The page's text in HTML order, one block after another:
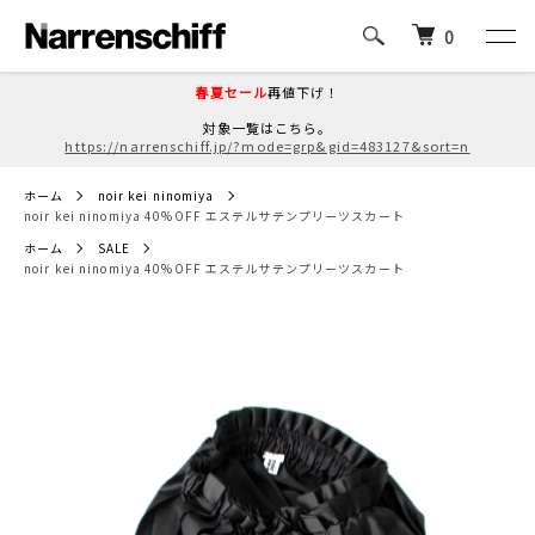
春夏セール再値下げ！
対象一覧はこちら。
https://narrenschiff.jp/?mode=grp&gid=483127&sort=n
0
ホーム
noir kei ninomiya
noir kei ninomiya 40%OFF エステルサテンプリーツスカート
ホーム
SALE
noir kei ninomiya 40%OFF エステルサテンプリーツスカート